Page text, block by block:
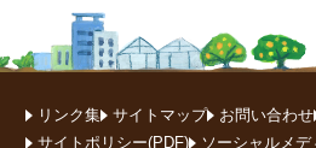
リンク集 サイトマップ お問い合わせ
サイトポリシー(PDF)
ソーシャルメ